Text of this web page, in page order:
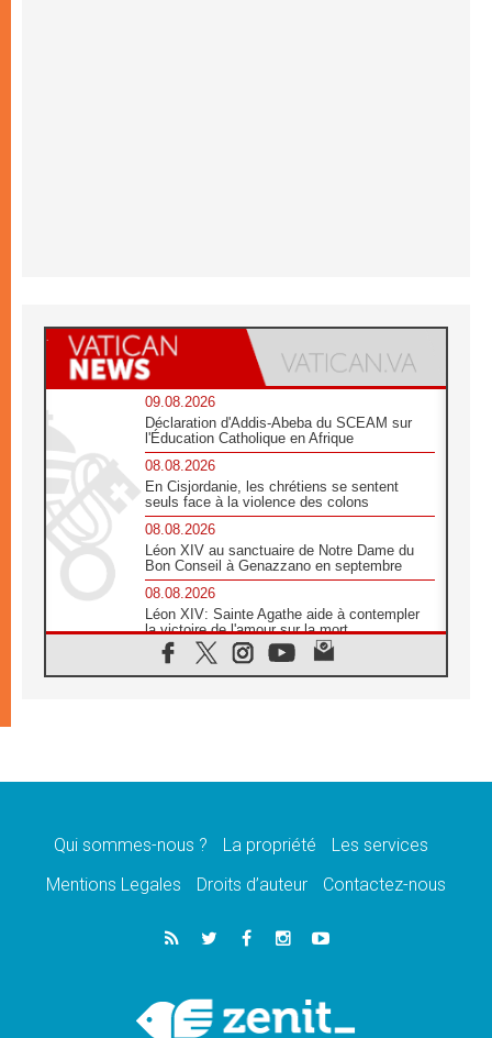
09.08.2026
Déclaration d'Addis-Abeba du SCEAM sur
l'Éducation Catholique en Afrique
08.08.2026
En Cisjordanie, les chrétiens se sentent
seuls face à la violence des colons
08.08.2026
Léon XIV au sanctuaire de Notre Dame du
Bon Conseil à Genazzano en septembre
08.08.2026
Léon XIV: Sainte Agathe aide à contempler
la victoire de l'amour sur la mort
08.08.2026
«Relancer l'empathie», le projet Triennal d'art
08.08.2026
07.08.2026
Calapan devient un diocèse
Congo-Brazzaville: le 15 août, entre solennité
de l'Assomption et mémoire nationale
«La paix commence par l'empathie» estime
le cardinal Parolin
Qui sommes-nous ? La propriété
Les services
Mentions Legales
Droits d’auteur Contactez-nous